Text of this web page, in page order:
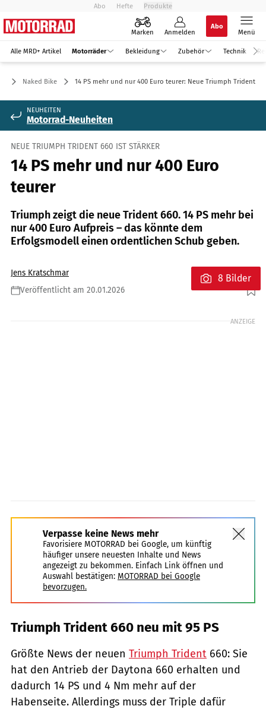
Abo Hefte Produkte
Marken Anmelden
Abo
Menü
Alle MRD+ Artikel Motorräder Bekleidung Zubehör Technik
Naked Bike 14 PS mehr und nur 400 Euro teurer: Neue Triumph Trident
NEUHEITEN
Motorrad-Neuheiten
NEUE TRIUMPH TRIDENT 660 IST STÄRKER
14 PS mehr und nur 400 Euro
teurer
Triumph zeigt die neue Trident 660. 14 PS mehr bei
nur 400 Euro Aufpreis – das könnte dem
Erfolgsmodell einen ordentlichen Schub geben.
Jens Kratschmar
Veröffentlicht am 20.01.2026
Foto: Triumph
8 Bilder
ANZEIGE
Verpasse keine News mehr
Favorisiere MOTORRAD bei Google, um künftig
häufiger unsere neuesten Inhalte und News
angezeigt zu bekommen. Einfach Link öffnen und
Auswahl bestätigen: MOTORRAD bei Google
bevorzugen.
Triumph Trident 660 neu mit 95 PS
Größte News der neuen Triumph Trident 660: Sie
hat den Antrieb der Daytona 660 erhalten und
dadurch 14 PS und 4 Nm mehr auf der
Habenseite. Allerdings muss der Triple dafür